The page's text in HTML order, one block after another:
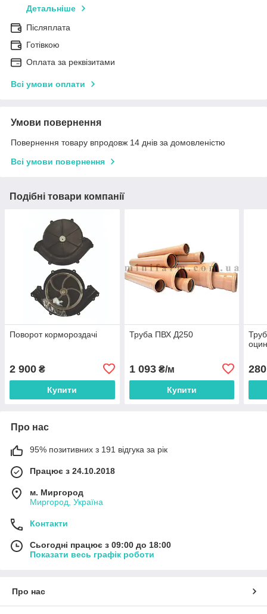
Детальніше
Післяплата
Готівкою
Оплата за реквізитами
Всі умови оплати
Умови повернення
Повернення товару впродовж 14 днів за домовленістю
Всі умови повернення
Подібні товари компанії
Поворот кормороздачі
2 900 ₴
Купити
Труба ПВХ Д250
1 093₴/м
Купити
280
Про нас
95% позитивних з 191 відгука за рік
Працює з 24.10.2018
м. Миргород
Миргород, Україна
Контакти
Сьогодні працює з 09:00 до 18:00
Показати весь графік роботи
Про нас